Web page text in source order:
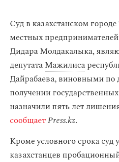
Суд в казахстанском
местных
Дидара Молдакалыка,
депутатаМажилиса
Дайрабаева, виновными по
получении
назначили пять лет
сообщаетPress.kz.
Кроме условного срока суд
казахстанцев